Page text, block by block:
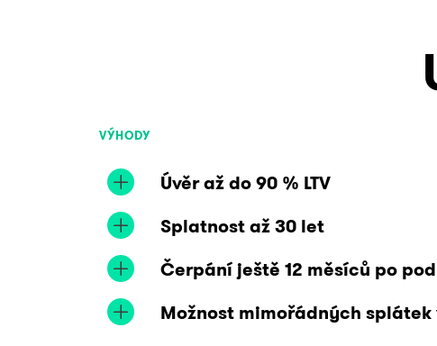
VÝHODY
Úvěr až do 90 % LTV
Splatnost až 30 let
Čerpání ještě 12 měsíců po
Možnost mimořádných splátek